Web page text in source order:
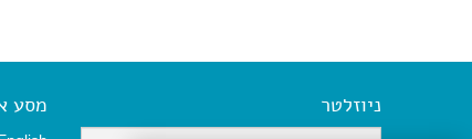
ניוזלטר מסע